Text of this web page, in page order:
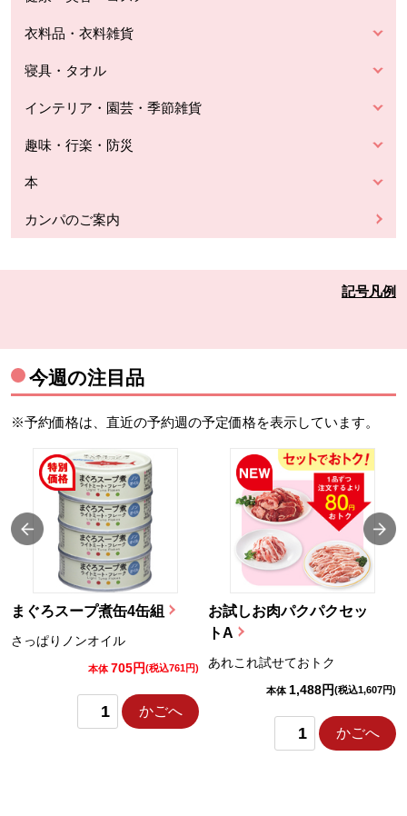
衣料品・衣料雑貨
寝具・タオル
インテリア・園芸・季節雑貨
趣味・行楽・防災
本
カンパのご案内
記号凡例
今週の注目品
※予約価格は、直近の予約週の予定価格を表示しています。
まぐろスープ煮缶4缶組
さっぱりノンオイル
本体 705円(税込761円)
かごへ
お試しお肉パクパクセッ
トA
あれこれ試せておトク
本体 1,488円(税込1,607円)
かごへ